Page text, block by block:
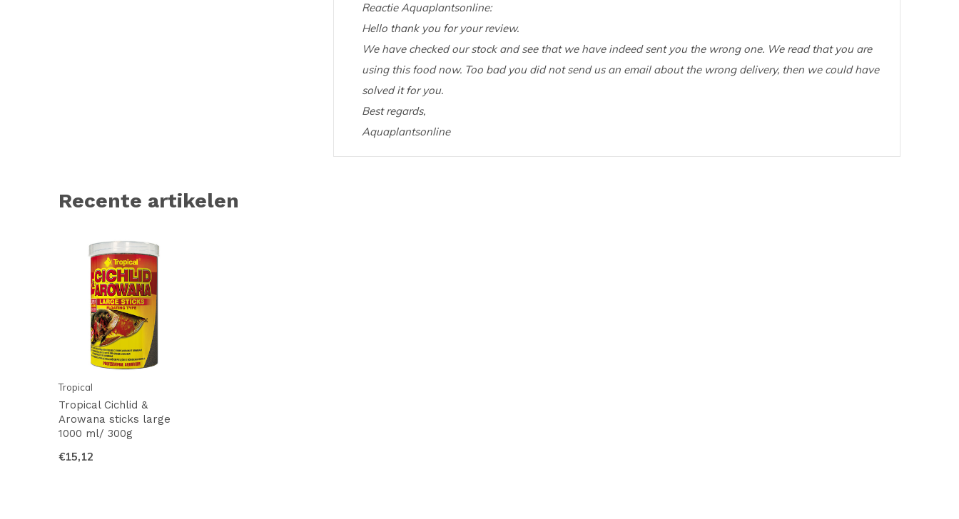
Reactie Aquaplantsonline:
Hello thank you for your review.
We have checked our stock and see that we have indeed sent you the wrong one. We read that you are
using this food now. Too bad you did not send us an email about the wrong delivery, then we could have
solved it for you.
Best regards,
Aquaplantsonline
Recente artikelen
Tropical
Tropical Cichlid &
Arowana sticks large
1000 ml/ 300g
€15,12